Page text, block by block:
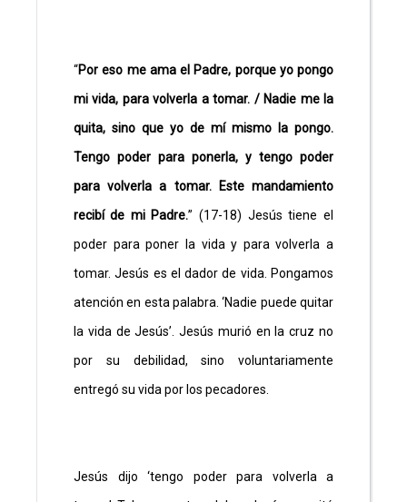
“Por eso me ama el Padre, porque yo pongo
mi vida, para volverla a tomar. / Nadie me la
quita, sino que yo de mí mismo la pongo.
Tengo poder para ponerla, y tengo poder
para volverla a tomar. Este mandamiento
recibí de mi Padre.” (17-18) Jesús tiene el
poder para poner la vida y para volverla a
tomar. Jesús es el dador de vida. Pongamos
atención en esta palabra. ‘Nadie puede quitar
la vida de Jesús’. Jesús murió en la cruz no
por su debilidad, sino voluntariamente
entregó su vida por los pecadores.
Jesús dijo ‘tengo poder para volverla a